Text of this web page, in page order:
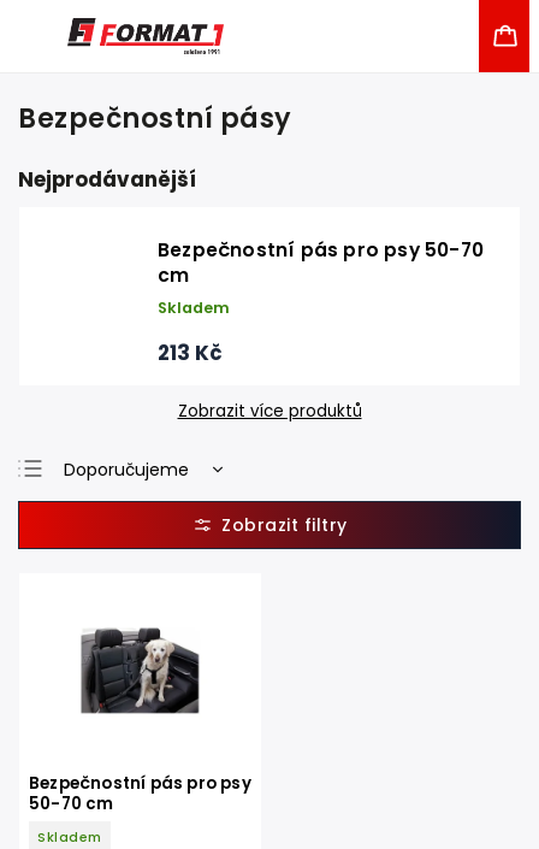
Bezpečnostní pásy
Nejprodávanější
Bezpečnostní pás pro psy 50-70
cm
Skladem
213 Kč
Zobrazit více produktů
Doporučujeme
Nejlevnější
Nejdražší
Abecedně
Bezpečnostní pás pro psy
50-70 cm
Skladem